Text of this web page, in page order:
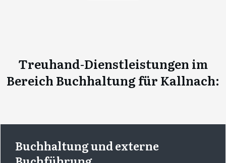
Treuhand-Dienstleistungen im
Bereich Buchhaltung für Kallnach:
Buchhaltung und externe